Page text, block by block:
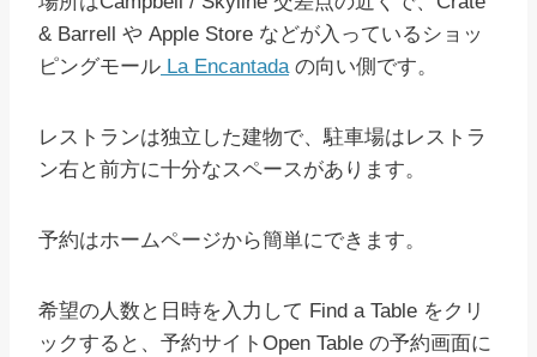
& Barrell や Apple Store などが入っているショッ
ピングモール La Encantadaの向い側です。
レストランは独立した建物で、駐車場はレストラ
ン右と前方に十分なスペースがあります。
予約はホームページから簡単にできます。
希望の人数と日時を入力して Find a Table をクリ
ックすると、予約サイトOpen Table の予約画面に